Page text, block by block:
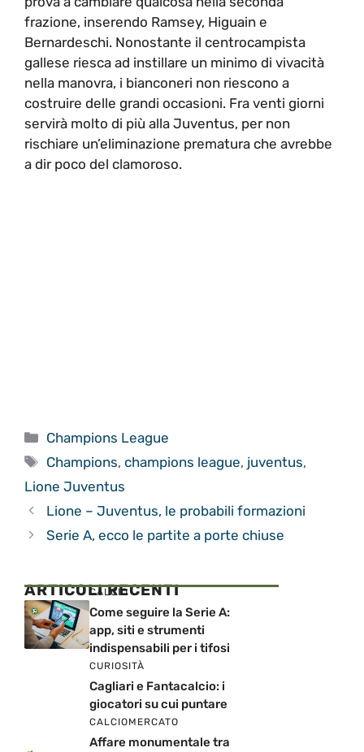
frazione, inserendo Ramsey, Higuain e
Bernardeschi. Nonostante il centrocampista
gallese riesca ad instillare un minimo di vivacità
nella manovra, i bianconeri non riescono a
costruire delle grandi occasioni. Fra venti giorni
servirà molto di più alla Juventus, per non
rischiare un’eliminazione prematura che avrebbe
a dir poco del clamoroso.
Categorie
Champions League
Tag
Champions,champions league, juventus,
Lione Juventus
Lione – Juventus, le probabili formazioni
Serie A, ecco le partite a porte chiuse
ARTICOLI RECENTI
CALCIO
Come seguire la Serie A:
app, siti e strumenti
indispensabili per i tifosi
CURIOSITÀ
Cagliari e Fantacalcio: i
giocatori su cui puntare
CALCIOMERCATO
Affare monumentale tra